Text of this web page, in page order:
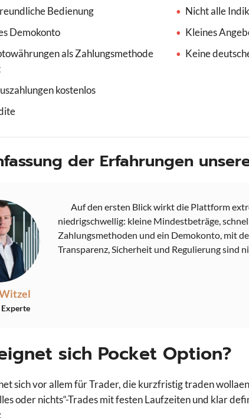
Bedienung
Demokonto
als Zahlungsmethode
kostenlos
Nicht alle
Kleines
Keine
der Erfahrungen
Auf den ersten Blick wirkt die Plattform
niedrigschwellig: kleine Mindestbeträge,
Zahlungsmethoden und ein Demokonto, mit
Transparenz, Sicherheit und Regulierung sind
sich Pocket Option?
sich vor allem für Trader, die kurzfristig traden
oder nichts“-Trades mit festen Laufzeiten und klar